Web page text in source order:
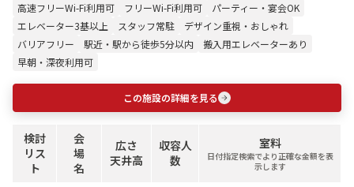
高速フリーWi-Fi利用可 フリーWi-Fi利用可
パーティー・宴会OK
エレベーター3基以上
スタッフ常駐
デザイン重視・おしゃれ
バリアフリー
駅近・駅から徒歩5分以内
搬入用エレベーターあり
早朝・深夜利用可
この施設の詳細を見る
検討
リス
ト
会
場
名
広さ
天井高
収容人
数
室料
日付指定検索でより正確な金額を表
示します